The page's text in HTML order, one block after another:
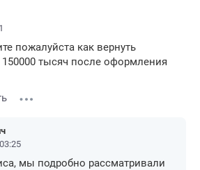
пожалуйста как вернуть
150000 тысяч после оформления
мы подробно рассматривали